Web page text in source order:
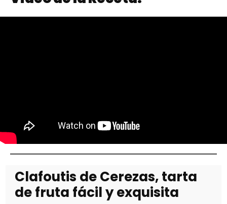
Clafoutis de Cerezas, tarta
de fruta fácil y exquisita